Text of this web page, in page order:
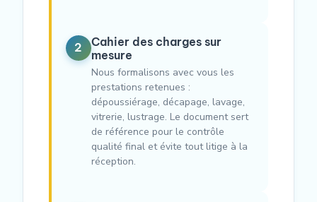
2
Cahier des charges sur
mesure
Nous formalisons avec vous les
prestations retenues :
dépoussiérage, décapage, lavage,
vitrerie, lustrage. Le document sert
de référence pour le contrôle
qualité final et évite tout litige à la
réception.